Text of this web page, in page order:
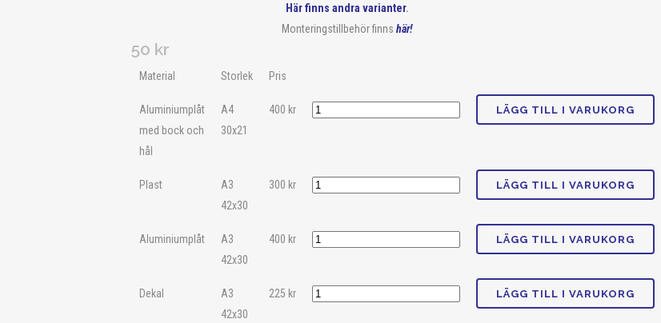
Här finns andra varianter.
Monteringstillbehör finns här!
50 kr
Material Storlek Pris
Aluminiumplåt
med bock och
hål
A4
30x21
400 kr LÄGG TILL I VARUKORG
Plast
A3
42x30
300 kr LÄGG TILL I VARUKORG
Aluminiumplåt
A3
42x30
400 kr LÄGG TILL I VARUKORG
Dekal
A3
42x30
225 kr LÄGG TILL I VARUKORG